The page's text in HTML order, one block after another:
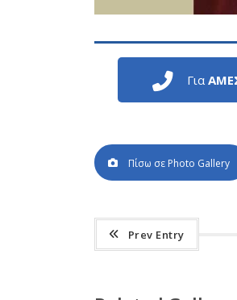
Για
Πίσω σε Photo Gallery
Prev Entry